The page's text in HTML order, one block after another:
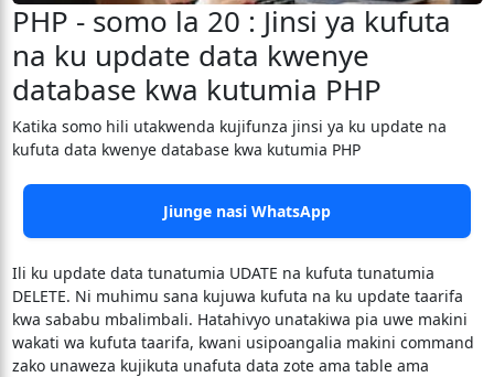
PHP - somo la 20 : Jinsi ya kufuta
na ku update data kwenye
database kwa kutumia PHP
Katika somo hili utakwenda kujifunza jinsi ya ku update na
kufuta data kwenye database kwa kutumia PHP
Jiunge nasi WhatsApp
Ili ku update data tunatumia UDATE na kufuta tunatumia
DELETE. Ni muhimu sana kujuwa kufuta na ku update taarifa
kwa sababu mbalimbali. Hatahivyo unatakiwa pia uwe makini
wakati wa kufuta taarifa, kwani usipoangalia makini command
zako unaweza kujikuta unafuta data zote ama table ama